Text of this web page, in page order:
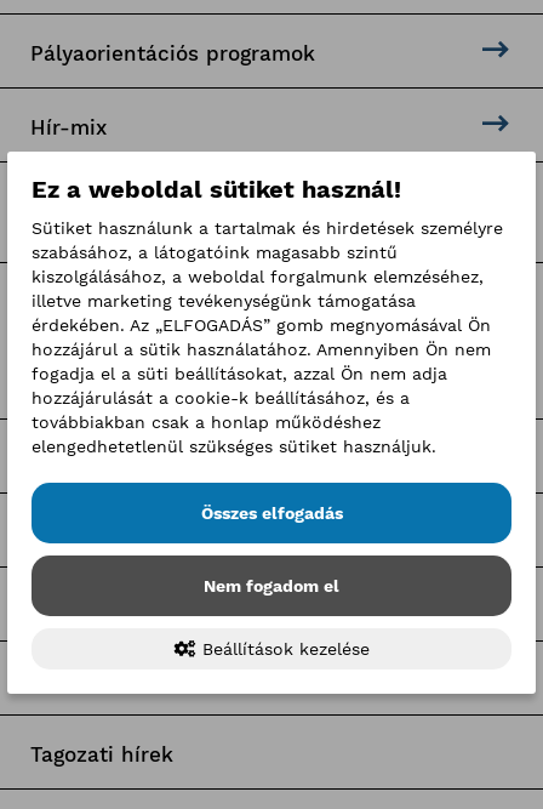
Pályaorientációs programok
Hír-mix
BKIK hírek
Címkék
Pályaorientációs hírek
BKIK Szakképzési Iroda pályázatok
Nagy Elek cikkek
Kerületi pályázatok
Tagozati hírek
Ez a weboldal sütiket használ!
Sütiket használunk a tartalmak és hirdetések személyre
szabásához, a látogatóink magasabb szintű
kiszolgálásához, a weboldal forgalmunk elemzéséhez,
illetve marketing tevékenységünk támogatása
érdekében. Az „ELFOGADÁS” gomb megnyomásával Ön
hozzájárul a sütik használatához. Amennyiben Ön nem
fogadja el a süti beállításokat, azzal Ön nem adja
hozzájárulását a cookie-k beállításához, és a
továbbiakban csak a honlap működéshez
elengedhetetlenül szükséges sütiket használjuk.
Összes elfogadás
Nem fogadom el
Beállítások kezelése